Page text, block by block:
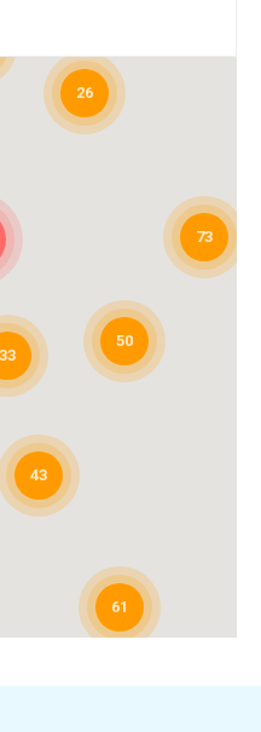
73
33
43
50
26
61